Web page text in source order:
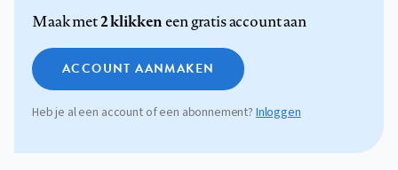
Maak met2 klikkeneen gratis account aan
ACCOUNT AANMAKEN
Heb je al een account of een abonnement? Inloggen